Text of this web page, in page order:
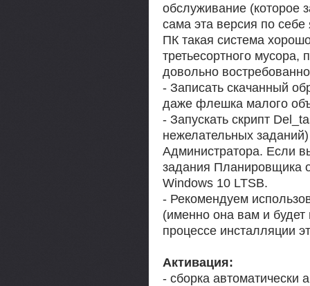
обслуживание (которое
сама эта версия по
ПК такая система
третьесортного мусора,
довольно
- Записать скачанный
даже флешка малого
- Запускать скрипт
нежелательных
Администратора. Если
задания Планировщика
Windows 10 LTSB.
- Рекомендуем
(именно она вам и
процессе инсталляции
Активация:
- сборка автоматически